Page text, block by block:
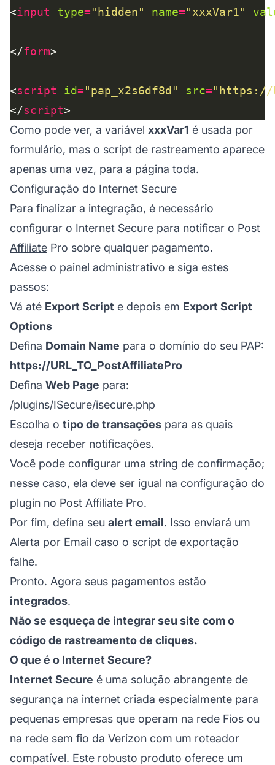
<input type="hidden" name="xxxVar1"
</form
<script id="pap_x2s6df8d" src="https://
</script
Como pode ver, a variável xxxVar1 é usada por
formulário, mas o script de rastreamento aparece
apenas uma vez, para a página toda.
Configuração do Internet Secure
Para finalizar a integração, é necessário
configurar o Internet Secure para notificar o Post
Affiliate Pro sobre qualquer pagamento.
Acesse o painel administrativo e siga estes
passos:
Vá até Export Script e depois em Export Script
Options
Defina Domain Name para o domínio do seu PAP:
https://URL_TO_PostAffiliatePro
Defina Web Page para:
/plugins/ISecure/isecure.php
Escolha o tipo de transações para as quais
deseja receber notificações.
Você pode configurar uma string de confirmação;
nesse caso, ela deve ser igual na configuração do
plugin no Post Affiliate Pro.
Por fim, defina seu alert email. Isso enviará um
Alerta por Email caso o script de exportação
falhe.
Pronto. Agora seus pagamentos estão
integrados.
Não se esqueça de integrar seu site com o
código de rastreamento de cliques.
O que é o Internet Secure?
Internet Secure é uma solução abrangente de
segurança na internet criada especialmente para
pequenas empresas que operam na rede Fios ou
na rede sem fio da Verizon com um roteador
compatível. Este robusto produto oferece um